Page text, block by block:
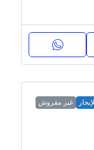
غير مفروش